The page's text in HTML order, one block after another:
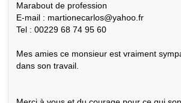
Marabout de profession
E-mail : martionecarlos@yahoo.fr
Tel : 00229 68 74 95 60
Mes amies ce monsieur est vraiment
dans son travail.